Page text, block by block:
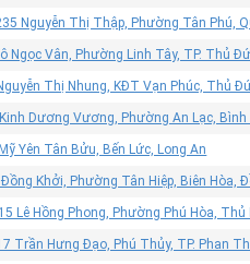
Nguyễn Thị Thập, Phường Tân Phú,
Ngọc Vân, Phường Linh Tây, TP. Thủ
Thị Nhung, KĐT Vạn Phúc, Thủ
Dương Vương, Phường An Lạc, Bình
Yên Tân Bửu, Bến Lức, Long An
Khởi, Phường Tân Hiệp, Biên Hòa,
Lê Hồng Phong, Phường Phú Hòa,
Trần Hưng Đạo, Phú Thủy, TP. Phan